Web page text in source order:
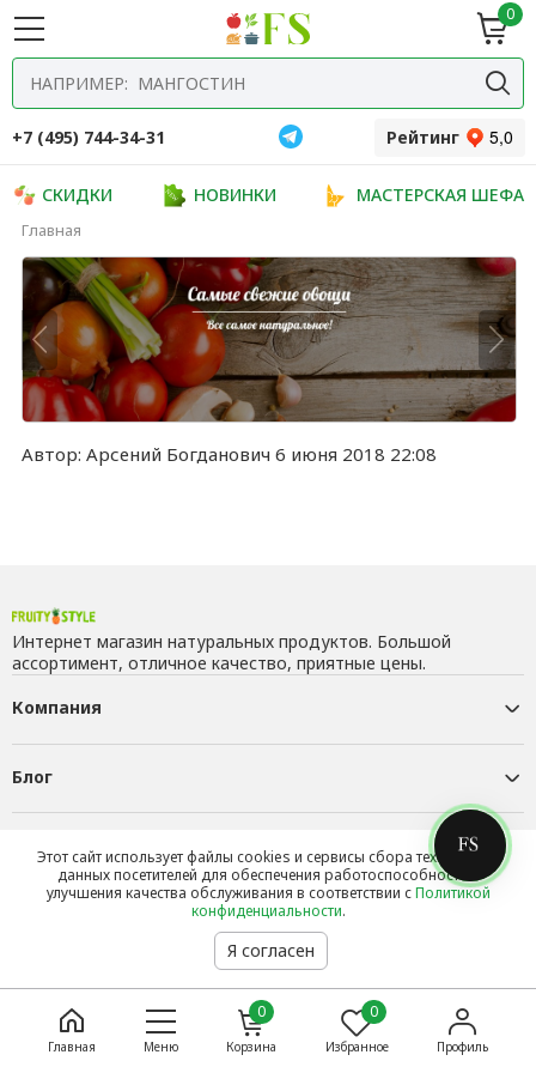
0
Специи и
прянности
+7 (495) 744-34-31
Рейтинг
СКИДКИ НОВИНКИ МАСТЕРСКАЯ ШЕФА
Главная
Автор:Арсений Богданович 6 июня 2018 22:08
Интернет магазин натуральных продуктов. Большой
ассортимент, отличное качество, приятные цены.
Компания
Блог
Контакты
Главная Меню
0
Корзина
0
Избранное Профиль
Этот сайт использует файлы cookies и сервисы сбора технических
данных посетителей для обеспечения работоспособности и
улучшения качества обслуживания в соответствии сПолитикой
конфиденциальности.
Я согласен